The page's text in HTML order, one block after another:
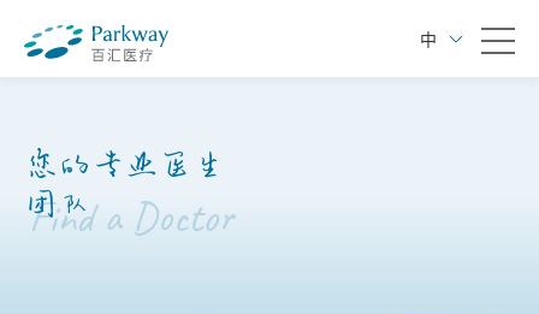
中
您的专业医生
团队
Find a Doctor